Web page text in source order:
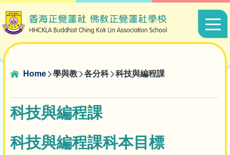
Skip to main content
Main
Breadcrumb
Home 學與教 各分科 科技與編程課
科技與編程課
科技與編程課科本目標